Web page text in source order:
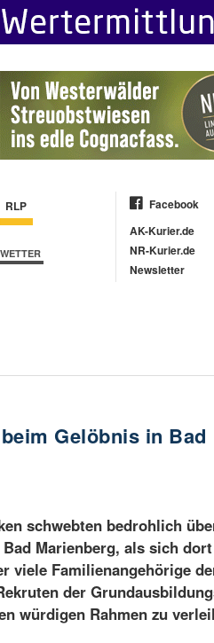
RLP
WETTER
Facebook
AK-Kurier.de
NR-Kurier.de
Newsletter
Gelöbnis in Bad
schwebten bedrohlich
Marienberg, als sich
viele Familienangehörige
der
würdigen Rahmen zu